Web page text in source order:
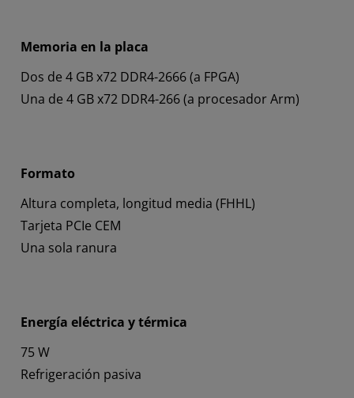
Memoria en la placa
Dos de 4 GB x72 DDR4-2666 (a FPGA)
Una de 4 GB x72 DDR4-266 (a procesador Arm)
Formato
Altura completa, longitud media (FHHL)
Tarjeta PCIe CEM
Una sola ranura
Energía eléctrica y térmica
75 W
Refrigeración pasiva